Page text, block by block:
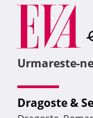
Urmareste-
Dragoste &